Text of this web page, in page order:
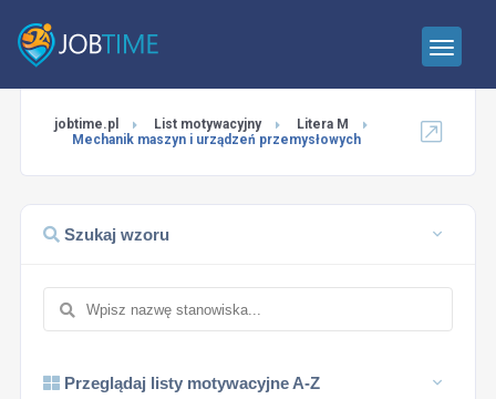
jobtime.pl List motywacyjny
Litera M
Mechanik maszyn i urządzeń przemysłowych
Szukaj wzoru
Przeglądaj listy motywacyjne A-Z